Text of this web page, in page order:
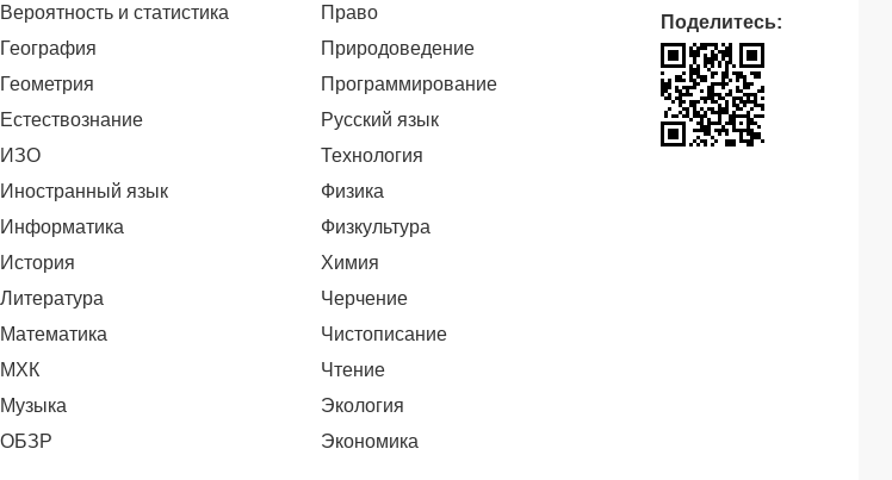
Вероятность и статистика
География
Геометрия
Естествознание
ИЗО
Иностранный язык
Информатика
История
Литература
Математика
МХК
Музыка
ОБЗР
Право
Природоведение
Программирование
Русский язык
Технология
Физика
Физкультура
Химия
Черчение
Чистописание
Чтение
Экология
Экономика
Поделитесь: